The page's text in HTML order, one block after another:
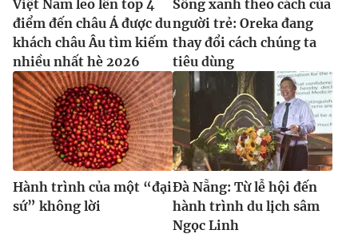
Việt Nam leo lên top 4
điểm đến châu Á được du
khách châu Âu tìm kiếm
nhiều nhất hè 2026
Sống xanh theo cách của
người trẻ: Oreka đang
thay đổi cách chúng ta
tiêu dùng
Hành trình của một “đại
sứ” không lời
Đà Nẵng: Từ lễ hội đến
hành trình du lịch sâm
Ngọc Linh